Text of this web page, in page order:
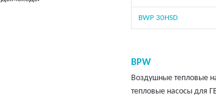
BWP 30HSD
BPW
Воздушные тепловые
тепловые насосы для